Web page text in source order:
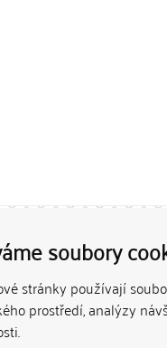
soubory
stránky používají
prostředí, analýzy
constituent
vědeckou
purposes